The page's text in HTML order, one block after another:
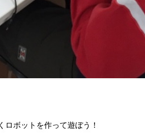
ボットを作って遊ぼう！